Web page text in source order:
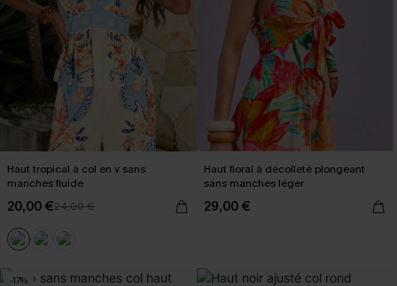
Haut tropical à col en v sans
manches fluide
20,00 €24,00 €
Haut floral à décolleté plongeant
sans manches léger
29,00 €
-17%